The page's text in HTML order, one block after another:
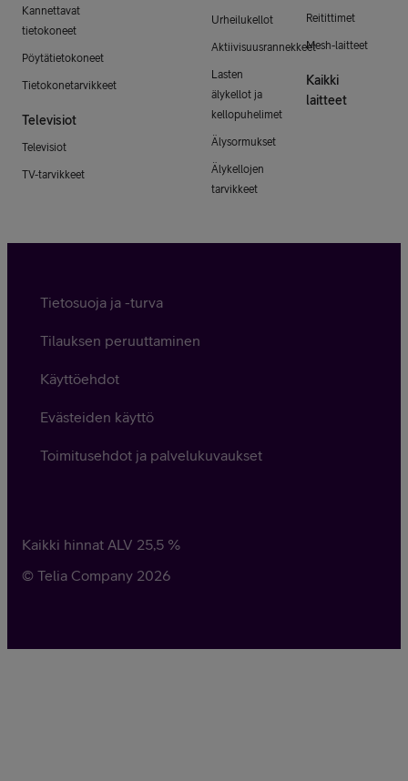
Kannettavat
tietokoneet
Pöytätietokoneet
Tietokonetarvikkeet
Televisiot
Televisiot
TV-tarvikkeet
Urheilukellot
Aktiivisuusrannekkeet
Lasten
älykellot ja
kellopuhelimet
Älysormukset
Älykellojen
tarvikkeet
Reitittimet
Mesh-laitteet
Kaikki
laitteet
Tietosuoja ja -turva
Tilauksen peruuttaminen
Käyttöehdot
Evästeiden käyttö
Toimitusehdot ja palvelukuvaukset
Kaikki hinnat ALV 25,5 %
© Telia Company 2026